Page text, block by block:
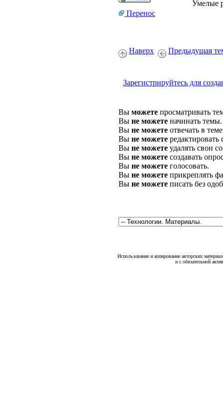
Умелые
Перенос
Наверх Предыдущая
Зарегистрируйтесь для
Вы можете просматривать
Вы не можете начинать темы.
Вы не можете отвечать в
Вы не можете
Вы не можете удалять свои
Вы не можете создавать
Вы не можете голосовать.
Вы не можете прикреплять
Вы не можете писать без
Использование и копирование авторских
и с обязательной